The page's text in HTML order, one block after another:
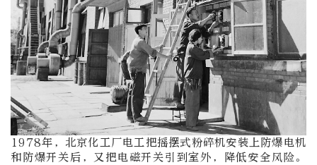
1978年，北京化工厂电工把摇摆式粉碎机安装上防爆电机
和防爆开关后，又把电磁开关引到室外，降低安全风险。